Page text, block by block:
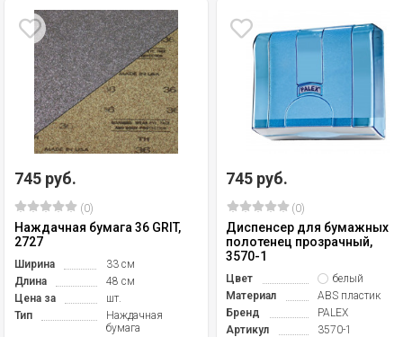
745 руб.
(0)
Наждачная бумага 36 GRIT,
2727
Ширина
33 см
Длина
48 см
Цена за
шт.
Тип
Наждачная
бумага
745 руб.
(0)
Диспенсер для бумажных
полотенец прозрачный,
3570-1
Цвет
белый
Материал
ABS пластик
Бренд
PALEX
Артикул
3570-1